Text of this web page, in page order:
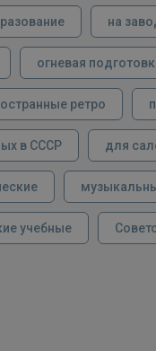
на
огневая
ретро
в СССР для
учебные